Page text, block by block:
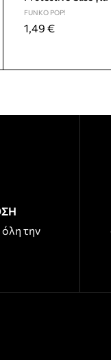
FUNKO POP!
1,49 €
την